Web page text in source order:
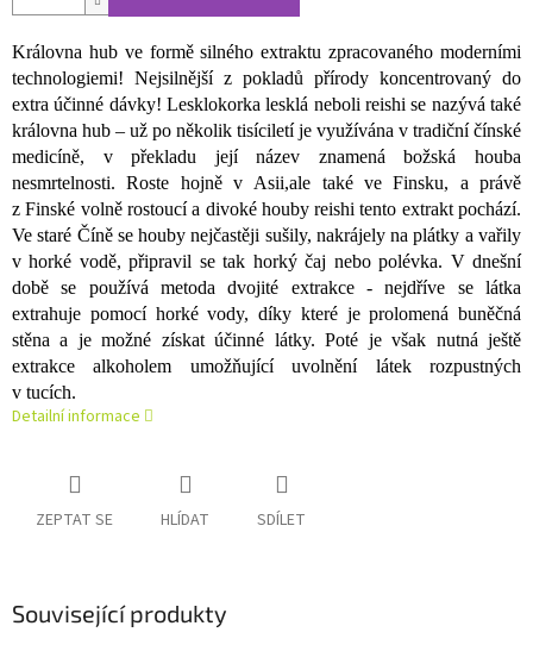
Královna hub ve formě silného extraktu zpracovaného moderními
technologiemi! Nejsilnější z pokladů přírody koncentrovaný do
extra účinné dávky! Lesklokorka lesklá neboli reishi se nazývá také
královna hub – už po několik tisíciletí je využívána v tradiční čínské
medicíně, v překladu její název znamená božská houba
nesmrtelnosti. Roste hojně v Asii,ale také ve Finsku, a právě
z Finské volně rostoucí a divoké houby reishi tento extrakt pochází.
Ve staré Číně se houby nejčastěji sušily, nakrájely na plátky a vařily
v horké vodě, připravil se tak horký čaj nebo polévka. V dnešní
době se používá metoda dvojité extrakce - nejdříve se látka
extrahuje pomocí horké vody, díky které je prolomená buněčná
stěna a je možné získat účinné látky. Poté je však nutná ještě
extrakce alkoholem umožňující uvolnění látek rozpustných
v tucích.
Detailní informace
ZEPTAT SE HLÍDAT SDÍLET
Související produkty